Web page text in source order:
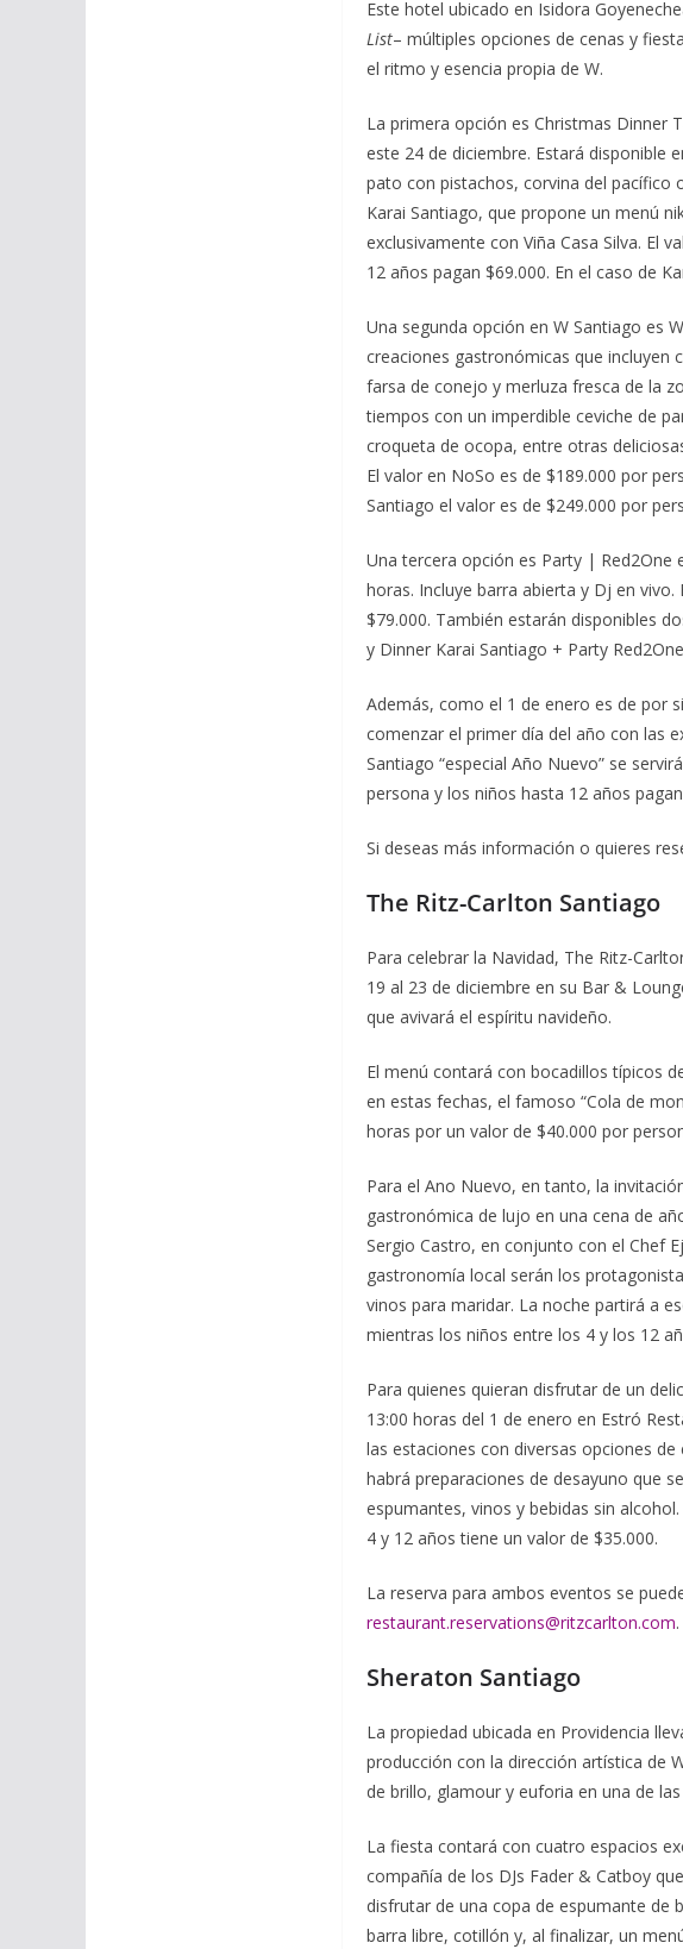
Este hotel ubicado en Isidora
List– múltiples opciones de cenas y
el ritmo y esencia propia de W.
La primera opción es Christmas Dinner
este 24 de diciembre. Estará disponible
pato con pistachos, corvina del pacífico
Karai Santiago, que propone un menú
exclusivamente con Viña Casa Silva. El
12 años pagan $69.000. En el caso de
Una segunda opción en W Santiago es
creaciones gastronómicas que incluyen
farsa de conejo y merluza fresca de la
tiempos con un imperdible ceviche de
croqueta de ocopa, entre otras
El valor en NoSo es de $189.000 por
Santiago el valor es de $249.000 por
Una tercera opción es Party | Red2One
horas. Incluye barra abierta y Dj en
$79.000. También estarán disponibles
y Dinner Karai Santiago + Party
Además, como el 1 de enero es de por
comenzar el primer día del año con las
Santiago “especial Año Nuevo” se
persona y los niños hasta 12 años
Si deseas más información o quieres
The Ritz-Carlton Santiago
Para celebrar la Navidad, The Ritz-
19 al 23 de diciembre en su Bar &
que avivará el espíritu navideño.
El menú contará con bocadillos típicos
en estas fechas, el famoso “Cola de
horas por un valor de $40.000 por
Para el Ano Nuevo, en tanto, la
gastronómica de lujo en una cena de
Sergio Castro, en conjunto con el Chef
gastronomía local serán los
vinos para maridar. La noche partirá a
mientras los niños entre los 4 y los 12
Para quienes quieran disfrutar de un
13:00 horas del 1 de enero en Estró
las estaciones con diversas opciones
habrá preparaciones de desayuno que
espumantes, vinos y bebidas sin
4 y 12 años tiene un valor de $35.000.
La reserva para ambos eventos se
restaurant.reservations@ritzcarlton.com.
Sheraton Santiago
La propiedad ubicada en Providencia
producción con la dirección artística de
de brillo, glamour y euforia en una de
La fiesta contará con cuatro espacios
compañía de los DJs Fader & Catboy
disfrutar de una copa de espumante de
barra libre, cotillón y, al finalizar, un